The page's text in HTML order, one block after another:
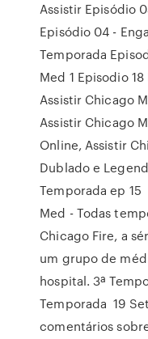
Assistir Episódio
Episódio 04 -
Temporada
Med 1 Episodio
Assistir Chicago
Assistir Chicago
Online, Assistir
Dublado e
Temporada ep 15
Med - Todas
Chicago Fire, a
um grupo de
hospital. 3ª
Temporada 19
comentários